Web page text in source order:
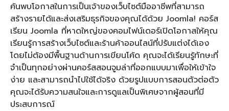
ค้นพบโอกาสในการเป็นเจ้าของเว็บไซต์มืออาชีพที่สามารถ
สร้างรายได้และส่งเสริมธุรกิจของคุณได้ด้วย Joomla! คอร์ส
เรียน Joomla ที่หาดใหญ่ของคอมไฟน์เดอร์เปิดโอกาสให้คุณ
เรียนรู้การสร้างเว็บไซต์และร้านค้าออนไลน์ที่ปรับแต่งได้เอง
โดยไม่ต้องมีพื้นฐานด้านการเขียนโค้ด คุณจะได้เรียนรู้ทักษะที่
จำเป็นทุกอย่างผ่านคอร์สสอนจูมล่าที่ออกแบบมาเพื่อให้เข้าใจ
ง่าย และสามารถนำไปใช้ได้จริง ด้วยรูปแบบการสอนตัวต่อตัว
คุณจะได้รับความสนใจและการดูแลเป็นพิเศษจากผู้สอนที่มี
ประสบการณ์